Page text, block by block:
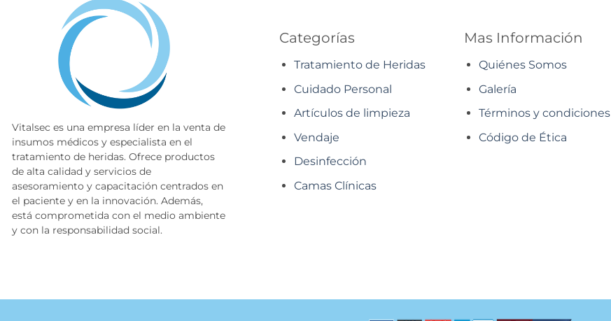
Vitalsec es una empresa líder en la venta de
insumos médicos y especialista en el
tratamiento de heridas. Ofrece productos
de alta calidad y servicios de
asesoramiento y capacitación centrados en
el paciente y en la innovación. Además,
está comprometida con el medio ambiente
y con la responsabilidad social.
Categorías
Tratamiento de Heridas
Cuidado Personal
Artículos de limpieza
Vendaje
Desinfección
Camas Clínicas
Mas Información
Quiénes Somos
Galería
Términos y condiciones
Código de Ética